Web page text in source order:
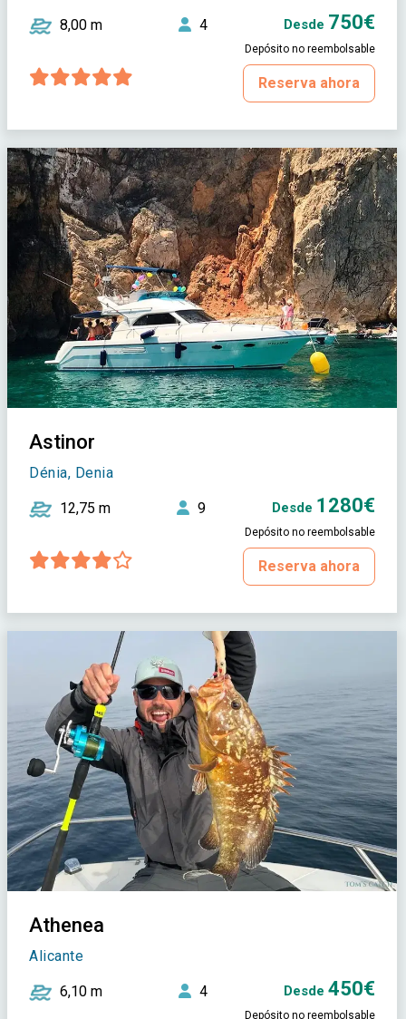
8,00 m 4 Desde 750€
Depósito no reembolsable
Reserva ahora
Astinor
Dénia, Denia
12,75 m 9 Desde 1280€
Depósito no reembolsable
Reserva ahora
Athenea
Alicante
6,10 m 4 Desde 450€
Depósito no reembolsable